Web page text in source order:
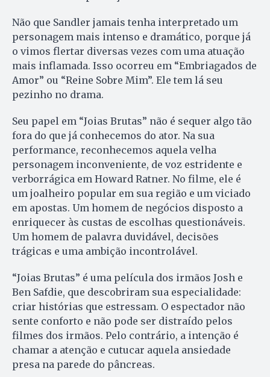
Não que Sandler jamais tenha interpretado um
personagem mais intenso e dramático, porque já
o vimos flertar diversas vezes com uma atuação
mais inflamada. Isso ocorreu em “Embriagados de
Amor” ou “Reine Sobre Mim”. Ele tem lá seu
pezinho no drama.
Seu papel em “Joias Brutas” não é sequer algo tão
fora do que já conhecemos do ator. Na sua
performance, reconhecemos aquela velha
personagem inconveniente, de voz estridente e
verborrágica em Howard Ratner. No filme, ele é
um joalheiro popular em sua região e um viciado
em apostas. Um homem de negócios disposto a
enriquecer às custas de escolhas questionáveis.
Um homem de palavra duvidável, decisões
trágicas e uma ambição incontrolável.
“Joias Brutas” é uma película dos irmãos Josh e
Ben Safdie, que descobriram sua especialidade:
criar histórias que estressam. O espectador não
sente conforto e não pode ser distraído pelos
filmes dos irmãos. Pelo contrário, a intenção é
chamar a atenção e cutucar aquela ansiedade
presa na parede do pâncreas.